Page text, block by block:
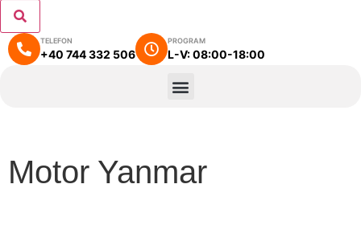
TELEFON
+40 744 332 506
PROGRAM
L-V: 08:00-18:00
Motor Yanmar